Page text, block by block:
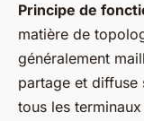
Principe de
matière de
généralement
partage et diffuse
tous les